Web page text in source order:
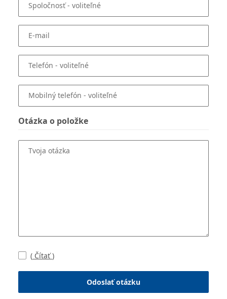
Spoločnosť- voliteľné
E-mail
Telefón - voliteľné
Mobilný telefón - voliteľné
Otázka o položke
Tvoja otázka
( Čítať)
Odoslať otázku